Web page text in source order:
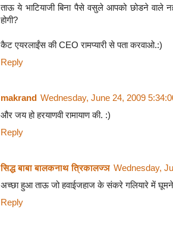
ताऊ ये भाटियाजी बिना पैसे वसुले आपको छोडने वाले
होगी?
कैट एयरलाईंस की CEO रामप्यारी से पता करवाओ.:)
Reply
makrand Wednesday, June 24, 2009
और जय हो हरयाणवी रामायाण की. :)
Reply
सिद्ध बाबा बालकनाथ त्रिकालज्ञ Wednesday,
अच्छा हुआ ताऊ जो हवाईजहाज के संकरे गलियारे में घूमने
Reply